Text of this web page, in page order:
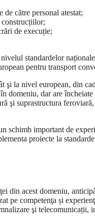
către personal atestat;
construcțiilor;
de execuție;
standardelor
pentru transport
şi la nivel european, din
domeniu, dar are
şi suprastructura
schimb important de
proiecte la
din acest domeniu,
pe competenţa și
şi